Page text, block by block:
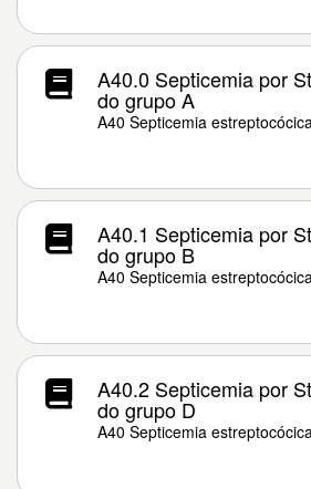
A40.0 Septicemia por
do grupo A
A40 Septicemia
A40.1 Septicemia por
do grupo B
A40 Septicemia
A40.2 Septicemia por
do grupo D
A40 Septicemia